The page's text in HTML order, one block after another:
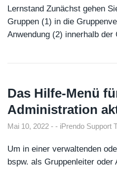
Lernstand Zunächst gehen
Gruppen (1) in die
Anwendung (2) innerhalb
Das Hilfe-Menü
Administration
Mai 10, 2022 iPrendo Support
Um in einer verwaltenden
bspw. als Gruppenleiter